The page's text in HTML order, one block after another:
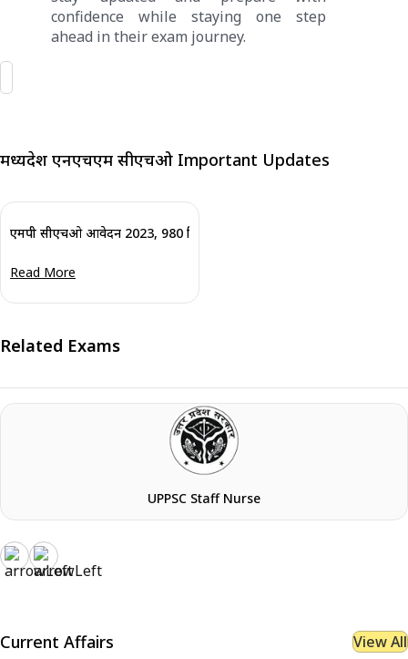
confidence while staying one step
ahead in their exam journey.
मध्यप्रदेश एनएचएम सीएचओ Important Updates
एमपी सीएचओ आवेदन 2023, 980 रिक्तियों के लिए फिर से खोला गया :अभी
Read More
Related Exams
UPPSC Staff Nurse
Current Affairs View All